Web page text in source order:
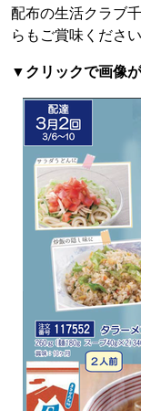
配布の生活クラブ
らもご賞味くださ
▼クリックで画像